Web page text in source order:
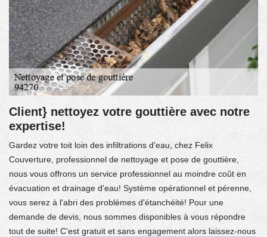
Client} nettoyez votre gouttière avec notre
expertise!
Gardez votre toit loin des infiltrations d'eau, chez Felix
Couverture, professionnel de nettoyage et pose de gouttière,
nous vous offrons un service professionnel au moindre coût en
évacuation et drainage d'eau! Système opérationnel et pérenne,
vous serez à l'abri des problèmes d'étanchéité! Pour une
demande de devis, nous sommes disponibles à vous répondre
tout de suite! C'est gratuit et sans engagement alors laissez-nous